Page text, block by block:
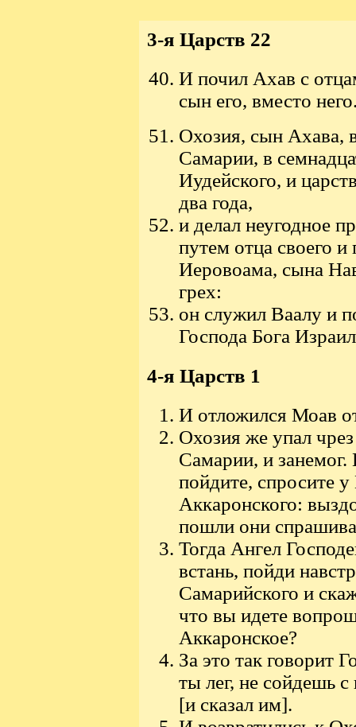
3-я Царств 22
И почил Ахав с
сын его, вместо
Охозия, сын Ахава,
Самарии, в
Иудейского, и
два года,
и делал неугодное
путем отца своего
Иеровоама, сына
грех:
он служил Ваалу и
Господа Бога
4-я Царств 1
И отложился Моав
Охозия же упал
Самарии, и занемог.
пойдите, спросите у
Аккаронского:
пошли они
Тогда Ангел
встань, пойди
Самарийского и
что вы идете
Аккаронское?
За это так говорит
ты лег, не сойдешь
[и сказал им].